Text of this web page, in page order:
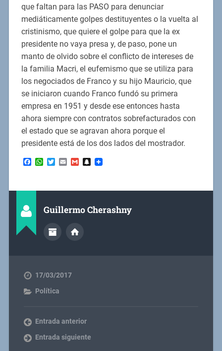
que faltan para las PASO para denunciar
mediáticamente golpes destituyentes o la vuelta al
cristinismo, que quiere el golpe para que la ex
presidente no vaya presa y, de paso, pone un
manto de olvido sobre el conflicto de intereses de
la familia Macri, el eufemismo que se utiliza para
los negociados de Franco y su hijo Mauricio, que
se iniciaron cuando Franco fundó su primera
empresa en 1951 y desde ese entonces hasta
ahora siempre con contratos sobrefacturados con
el estado que se agravan ahora porque el
presidente está de los dos lados del mostrador.
Facebook
WhatsApp
TwitterEmailGmailSnapchat
Guillermo Cherashny
17/03/2017
Política
Entrada anterior
Entrada siguiente